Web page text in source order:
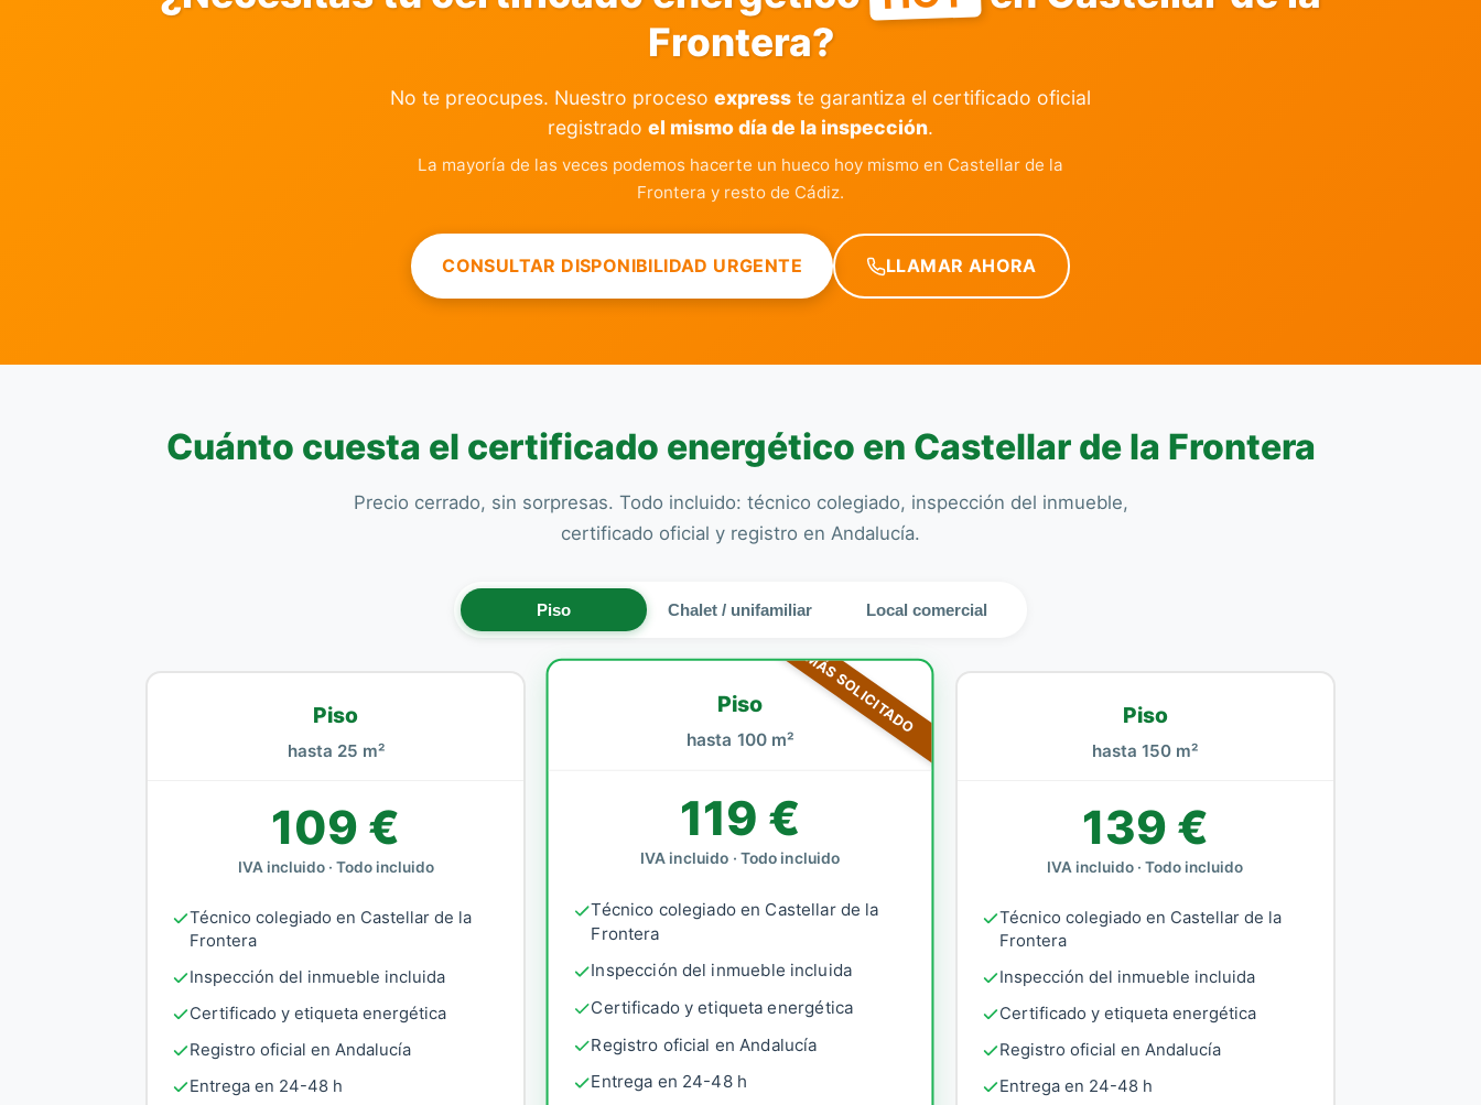
Frontera?
No te preocupes. Nuestro proceso express te garantiza el certificado oficial
registrado el mismo día de la inspección.
La mayoría de las veces podemos hacerte un hueco hoy mismo en Castellar de la
Frontera y resto de Cádiz.
CONSULTAR DISPONIBILIDAD URGENTE LLAMAR AHORA
Cuánto cuesta el certificado energético en Castellar de la Frontera
Precio cerrado, sin sorpresas. Todo incluido: técnico colegiado, inspección del inmueble,
certificado oficial y registro en Andalucía.
Piso Chalet / unifamiliar Local comercial
Piso
hasta 25 m²
109 €
IVA incluido · Todo incluido
Técnico colegiado en Castellar de la
Frontera
Inspección del inmueble incluida
Certificado y etiqueta energética
Registro oficial en Andalucía
Entrega en 24-48 h
MÁS SOLICITADO
Piso
hasta 100 m²
119 €
IVA incluido · Todo incluido
Técnico colegiado en Castellar de la
Frontera
Inspección del inmueble incluida
Certificado y etiqueta energética
Registro oficial en Andalucía
Entrega en 24-48 h
Piso
hasta 150 m²
139 €
IVA incluido · Todo incluido
Técnico colegiado en Castellar de la
Frontera
Inspección del inmueble incluida
Certificado y etiqueta energética
Registro oficial en Andalucía
Entrega en 24-48 h